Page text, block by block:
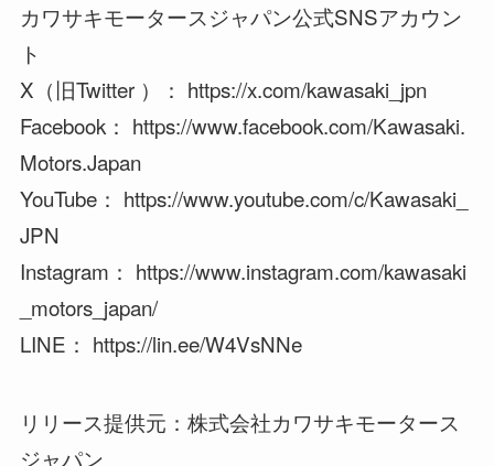
カワサキモータースジャパン公式SNSアカウン
ト
X（旧Twitter ）： https://x.com/kawasaki_jpn
Facebook： https://www.facebook.com/Kawasaki.
Motors.Japan
YouTube： https://www.youtube.com/c/Kawasaki_
JPN
Instagram： https://www.instagram.com/kawasaki
_motors_japan/
LINE： https://lin.ee/W4VsNNe
リリース提供元：株式会社カワサキモータース
ジャパン